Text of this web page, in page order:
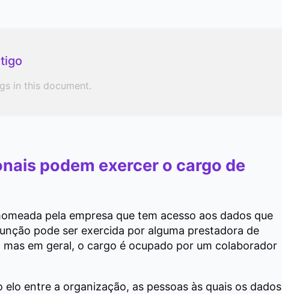
in this document.
podem exercer o cargo de
pela empresa que tem acesso aos dados que
pode ser exercida por alguma prestadora de
mas em geral, o cargo é ocupado por um colaborador
elo entre a organização, as pessoas às quais os dados